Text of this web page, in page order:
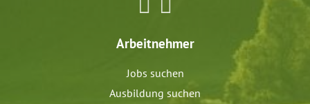
Arbeitnehmer
Jobs suchen
Ausbildung suchen